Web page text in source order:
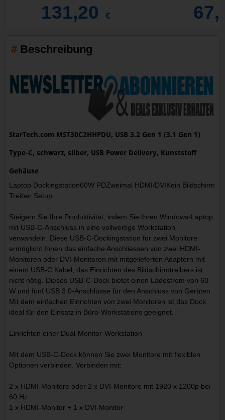
131,20 €
Beschreibung
StarTech.com MST30C2HHPDU, USB 3.2 Gen 1 (3.1 Gen 1)
Type-C, schwarz, silber, USB Power Delivery, Kunststoff
Gehäuse
Laptop Dockingstation60W PDZweimal HDMI/DVIKein Bildschirm
Treiber Setup
Steigern Sie Ihre Produktivität, indem Sie Ihren Windows-Laptop
mit USB-C-Anschluss in eine vollwertige Workstation
verwandeln. Diese USB-C-Dockingstation für zwei Monitore
ermöglicht Ihnen das einfache Anschliessen von zwei HDMI-
Monitoren oder DVI-Monitoren mit mitgelieferten Adaptern mit
einem USB-C Kabel, das Einrichten des Bildschirmtreibers ist
nicht nötig. Dieses USB-C-Dock bietet einen Ladestrom von 60
W und fünf USB 3.0-Anschlüsse für den Anschluss von Geräten.
Mit dem einfachen Einrichten von zwei Monitoren ist das Dock
ideal für den Einsatz in Büro-Workstations geeignet.
Einrichten einer Dual-Monitor-Workstation
Mit dem USB-C-Dock können Sie zwei Monitore mit flexiblen
Optionen verbinden. Verbinden mit:
2 x HDMI-Monitore oder 2 x DVI-Monitore mit 1920 x 1200p bei
60 Hz
1 x HDMI-Monitor + 1 x DVI-Monitor